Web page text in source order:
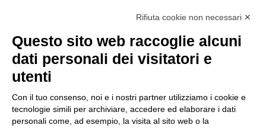
Terms of sale
Withdrawal Form
LANGUAGES
Italiano(Italian
Rifiuta cookie non necessari ✕
Questo sito web raccoglie alcuni
dati personali dei visitatori e
utenti
Con il tuo consenso, noi e i nostri partner utilizziamo i cookie e
tecnologie simili per archiviare, accedere ed elaborare i dati
personali come, ad esempio, la visita al sito web o la